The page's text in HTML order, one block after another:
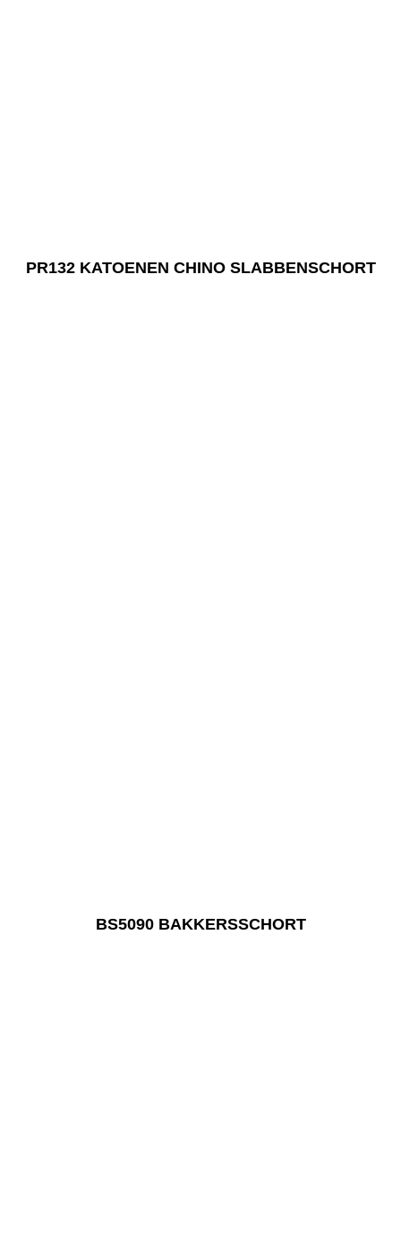
PR132 KATOENEN CHINO SLABBENSCHORT
BS5090 BAKKERSSCHORT